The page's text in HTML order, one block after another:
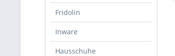
Fridolin
Inware
Hausschuhe